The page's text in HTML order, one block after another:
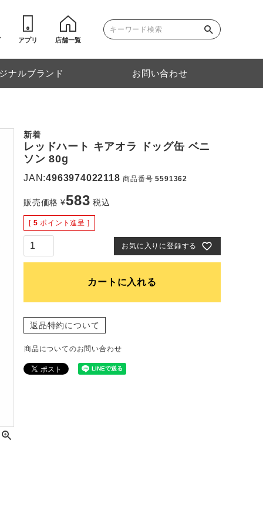
アプリ 店舗一覧
ナルブランド お問い合わせ
新着
レッドハート キアオラ ドッグ缶 ベニ
ソン 80g
JAN:4963974022118 商品番号 5591362
販売価格 ¥583 税込
[ 5 ポイント進呈 ]
お気に入りに登録する
カートに入れる
返品特約について
商品についてのお問い合わせ